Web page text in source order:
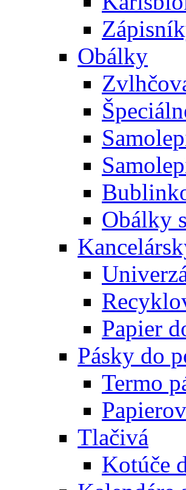
Obálky
Obálky
Papier
Pásky do
Termo
Tlačivá
Kotúče